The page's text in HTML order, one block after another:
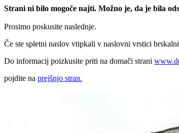
Strani ni bilo mogoče najti. Možno je, da je bila
Prosimo poskusite naslednje.
Če ste spletni naslov vtipkali v naslovni vrstici
Do informacij poizkusite priti na domači strani
pojdite na prejšnjo stran.